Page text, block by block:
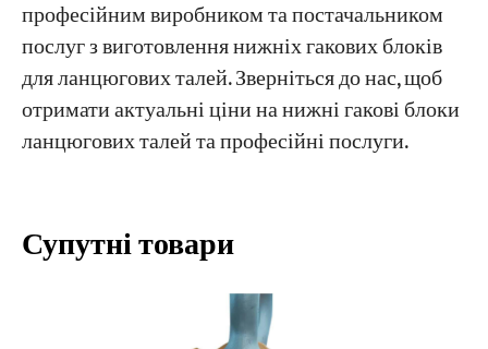
професійним виробником та постачальником
послуг з виготовлення нижніх гакових блоків
для ланцюгових талей. Зверніться до нас, щоб
отримати актуальні ціни на нижні гакові блоки
ланцюгових талей та професійні послуги.
Супутні товари